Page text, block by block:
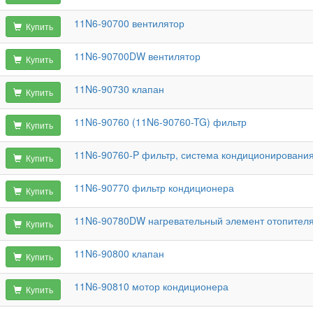
Купить 11N6-90700 вентилятор
Купить 11N6-90700DW вентилятор
Купить 11N6-90730 клапан
Купить 11N6-90760 (11N6-90760-TG) фильтр
Купить 11N6-90760-P фильтр, система
Купить 11N6-90770 фильтр кондиционера
Купить 11N6-90780DW нагревательный элемент
Купить 11N6-90800 клапан
Купить 11N6-90810 мотор кондиционера